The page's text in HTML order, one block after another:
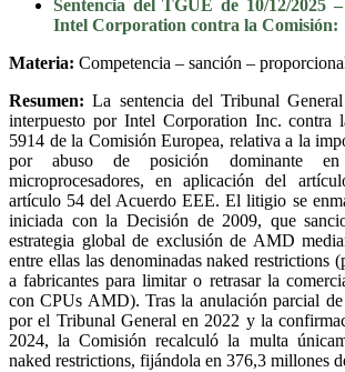
Sentencia del TGUE de 10/12/2025
Intel Corporation contra la Comisión:
Materia: Competencia – sanción –
Resumen: La sentencia del Tribunal
interpuesto por Intel Corporation Inc. contra
5914 de la Comisión Europea, relativa a la
por abuso de posición dominante
microprocesadores, en aplicación del
artículo 54 del Acuerdo EEE. El litigio se
iniciada con la Decisión de 2009, que
estrategia global de exclusión de AMD
entre ellas las denominadas naked restrictions
a fabricantes para limitar o retrasar la
con CPUs AMD). Tras la anulación parcial
por el Tribunal General en 2022 y la
2024, la Comisión recalculó la multa
naked restrictions, fijándola en 376,3 millones